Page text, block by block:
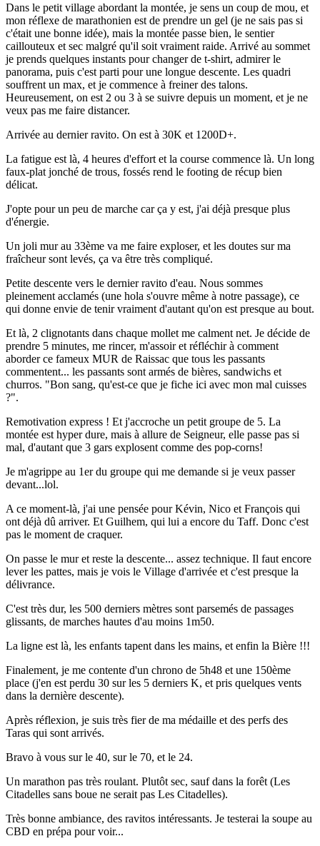
Dans le petit village abordant la montée, je sens un coup de mou, et
mon réflexe de marathonien est de prendre un gel (je ne sais pas si
c'était une bonne idée), mais la montée passe bien, le sentier
caillouteux et sec malgré qu'il soit vraiment raide. Arrivé au sommet
je prends quelques instants pour changer de t-shirt, admirer le
panorama, puis c'est parti pour une longue descente. Les quadri
souffrent un max, et je commence à freiner des talons.
Heureusement, on est 2 ou 3 à se suivre depuis un moment, et je ne
veux pas me faire distancer.
Arrivée au dernier ravito. On est à 30K et 1200D+.
La fatigue est là, 4 heures d'effort et la course commence là. Un long
faux-plat jonché de trous, fossés rend le footing de récup bien
délicat.
J'opte pour un peu de marche car ça y est, j'ai déjà presque plus
d'énergie.
Un joli mur au 33ème va me faire exploser, et les doutes sur ma
fraîcheur sont levés, ça va être très compliqué.
Petite descente vers le dernier ravito d'eau. Nous sommes
pleinement acclamés (une hola s'ouvre même à notre passage), ce
qui donne envie de tenir vraiment d'autant qu'on est presque au bout.
Et là, 2 clignotants dans chaque mollet me calment net. Je décide de
prendre 5 minutes, me rincer, m'assoir et réfléchir à comment
aborder ce fameux MUR de Raissac que tous les passants
commentent... les passants sont armés de bières, sandwichs et
churros. "Bon sang, qu'est-ce que je fiche ici avec mon mal cuisses
?".
Remotivation express ! Et j'accroche un petit groupe de 5. La
montée est hyper dure, mais à allure de Seigneur, elle passe pas si
mal, d'autant que 3 gars explosent comme des pop-corns!
Je m'agrippe au 1er du groupe qui me demande si je veux passer
devant...lol.
A ce moment-là, j'ai une pensée pour Kévin, Nico et François qui
ont déjà dû arriver. Et Guilhem, qui lui a encore du Taff. Donc c'est
pas le moment de craquer.
On passe le mur et reste la descente... assez technique. Il faut encore
lever les pattes, mais je vois le Village d'arrivée et c'est presque la
délivrance.
C'est très dur, les 500 derniers mètres sont parsemés de passages
glissants, de marches hautes d'au moins 1m50.
La ligne est là, les enfants tapent dans les mains, et enfin la Bière !!!
Finalement, je me contente d'un chrono de 5h48 et une 150ème
place (j'en est perdu 30 sur les 5 derniers K, et pris quelques vents
dans la dernière descente).
Après réflexion, je suis très fier de ma médaille et des perfs des
Taras qui sont arrivés.
Bravo à vous sur le 40, sur le 70, et le 24.
Un marathon pas très roulant. Plutôt sec, sauf dans la forêt (Les
Citadelles sans boue ne serait pas Les Citadelles).
Très bonne ambiance, des ravitos intéressants. Je testerai la soupe au
CBD en prépa pour voir...